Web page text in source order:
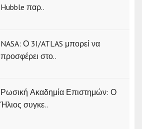
Hubble παρ..
NASA: Ο 3I/ATLAS μπορεί να
προσφέρει στο..
Ρωσική Ακαδημία Επιστημών: Ο
Ήλιος συγκε..